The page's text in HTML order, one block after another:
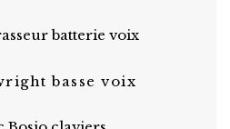
batterie voix
basse voix